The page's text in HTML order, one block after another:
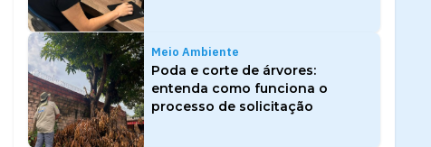
Meio Ambiente
Poda e corte de árvores:
entenda como funciona o
processo de solicitação